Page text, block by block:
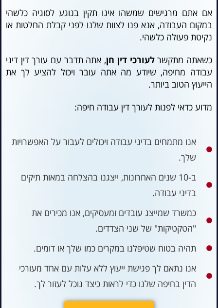
אם אתם מרגישים שמשהו אינו תקין בנוגע לסוגיה כלשהי
במקום העבודה, אנא פנו לצוות שלנו לפני קבלת החלטות או
נקיטת פעולה כלשהי.
כשאתה מתקשרלעורכי דין חן, אתה תדבר עם עורך דין דיני
עבודה מחיפה, שיודע מה אתה עובר ויכול להציע לך את
הייעוץ הטוב ביותר.
מדוע כדאי לפנות לעורך דין עבודה חיפה:
אנו מתמחים בדיני עבודה ויכולים לעבור על האפשרויות
שלך.
ב-10 שנים האחרונות, ייצגנו בהצלחה במאות תיקים
בדיני עבודה.
כמשרד שמייצג עובדים ומעסיקים, אנו מכירים את
"הטקטיקות" של שני הצדדים.
תהיה בטוח שטיפלנו במקרים כמו שלך או דומים.
אנו נתאם לך פגישת ייעוץ ללא עלות עם אחד מעורכי
הדין בחיפה שלנו כדי לראות כיצד נוכל לעזור לך.